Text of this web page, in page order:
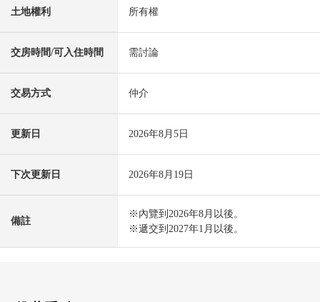
土地權利 所有權
交房時間/可入住時間 需討論
交易方式 仲介
更新日 2026年8月5日
下次更新日 2026年8月19日
備註
※內覽到2026年8月以後。
※遞交到2027年1月以後。